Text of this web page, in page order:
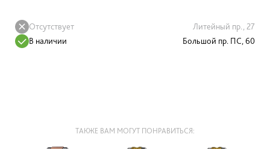
Отсутствует
Литейный пр., 27
В наличии
Большой пр. ПС, 60
ТАКЖЕ ВАМ МОГУТ ПОНРАВИТЬСЯ: